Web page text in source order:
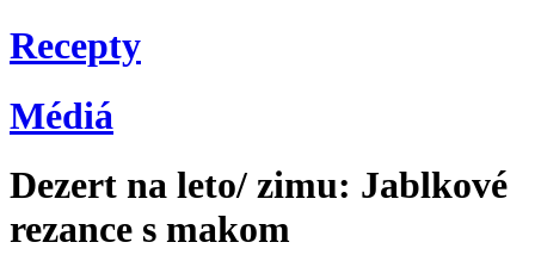
Recepty
Médiá
Dezert na leto/ zimu: Jablkové
rezance s makom